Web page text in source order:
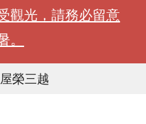
觀光，請務必留意
榮三越